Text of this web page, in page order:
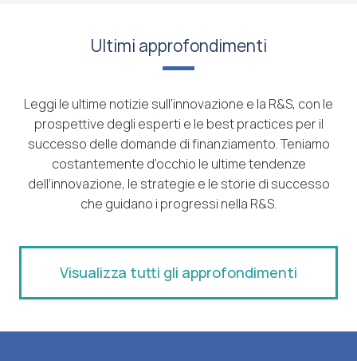
Ultimi approfondimenti
Leggi le ultime notizie sull’innovazione e la R&S, con le
prospettive degli esperti e le best practices per il
successo delle domande di finanziamento. Teniamo
costantemente d’occhio le ultime tendenze
dell’innovazione, le strategie e le storie di successo
che guidano i progressi nella R&S.
Visualizza tutti gli approfondimenti